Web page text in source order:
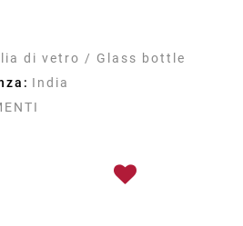
di vetro / Glass bottle
India